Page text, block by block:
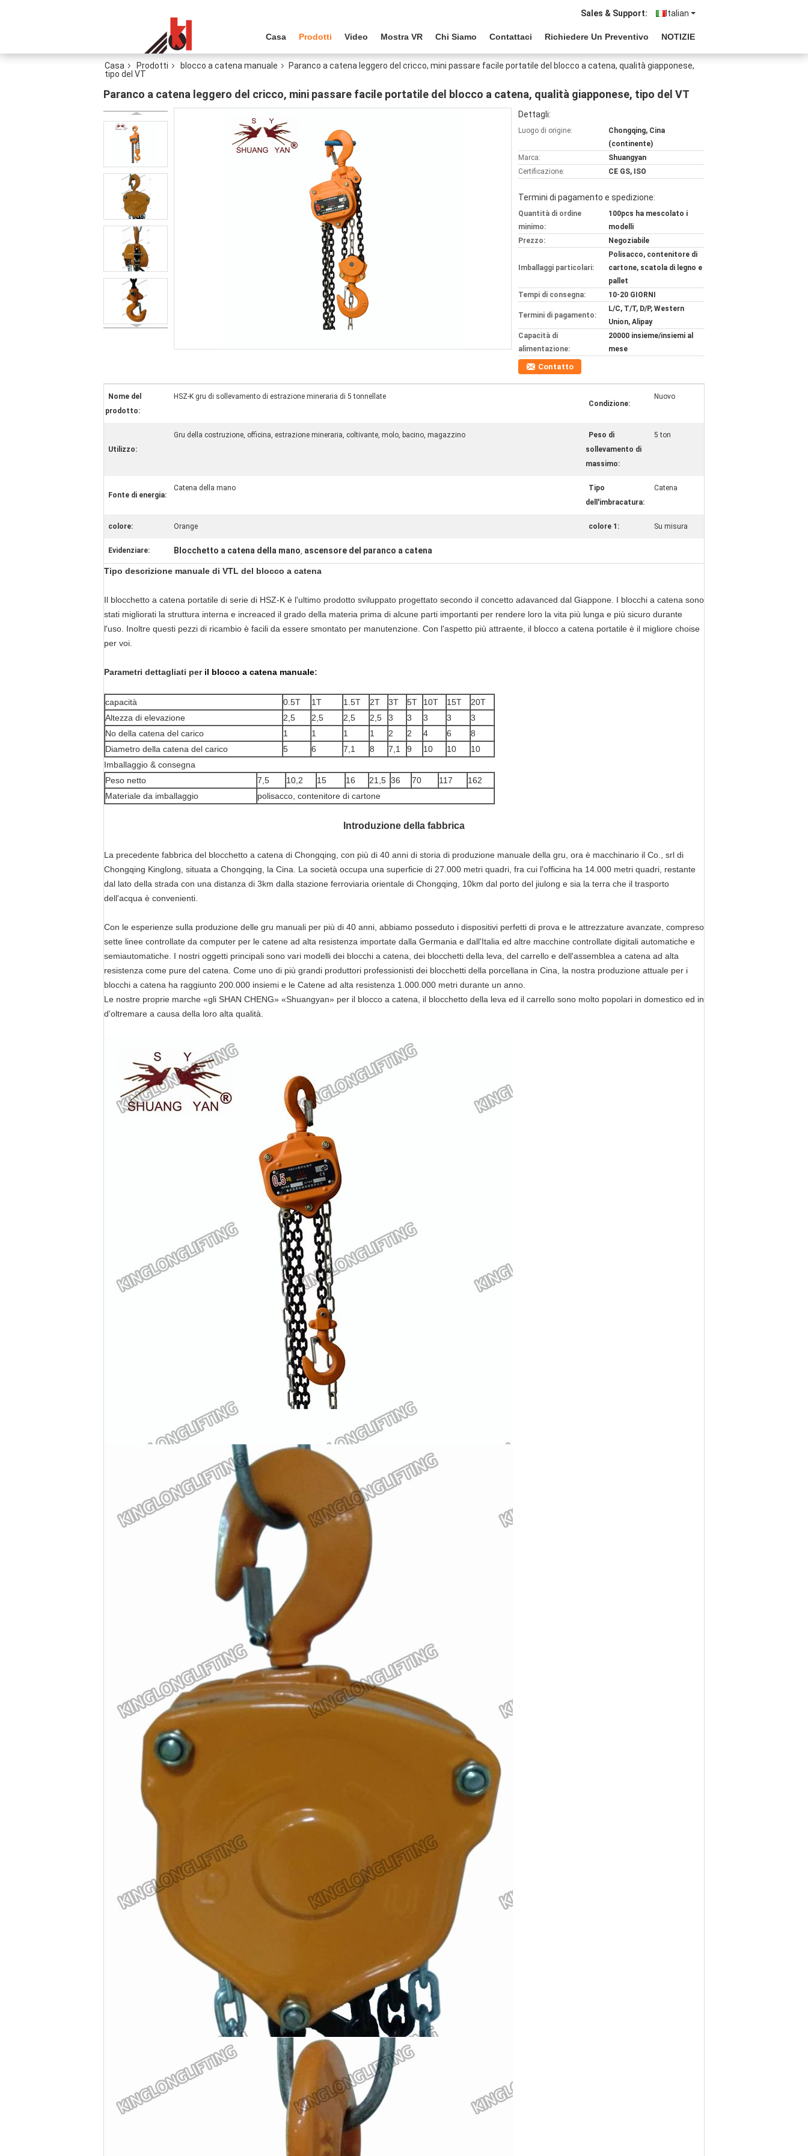
Italian
Sales & Support:
Casa Prodotti Video Mostra VR Chi Siamo Contattaci Richiedere Un Preventivo NOTIZIE
Casa Prodotti blocco a catena manuale
Paranco a catena leggero del cricco, mini passare facile portatile del blocco a catena, qualità giapponese,
tipo del VT
Paranco a catena leggero del cricco, mini passare facile portatile del blocco a catena, qualità giapponese, tipo del VT
Dettagli:
Luogo di origine:
Chongqing, Cina
(continente)
Marca:
Shuangyan
Certificazione:
CE GS, ISO
Termini di pagamento e spedizione:
Quantità di ordine
minimo:
100pcs ha mescolato i
modelli
Prezzo:
Negoziabile
Imballaggi particolari:
Polisacco, contenitore di
cartone, scatola di legno e
pallet
Tempi di consegna:
10-20 GIORNI
Termini di pagamento:
L/C, T/T, D/P, Western
Union, Alipay
Capacità di
alimentazione:
20000 insieme/insiemi al
mese
Contatto
Nome del
prodotto:
HSZ-K gru di sollevamento di estrazione mineraria di 5 tonnellate
Condizione:
Nuovo
Utilizzo:
Gru della costruzione, officina, estrazione mineraria, coltivante, molo, bacino, magazzino
Peso di
sollevamento di
massimo:
5 ton
Fonte di energia:
Catena della mano
Tipo
dell'imbracatura:
Catena
colore: Orange colore 1: Su misura
Evidenziare: Blocchetto a catena della mano, ascensore del paranco a catena
Tipo descrizione manuale di VTL del blocco a catena
Il blocchetto a catena portatile di serie di HSZ-K è l'ultimo prodotto sviluppato progettato secondo il concetto adavanced dal Giappone. I blocchi a catena sono
stati migliorati la struttura interna e increaced il grado della materia prima di alcune parti importanti per rendere loro la vita più lunga e più sicuro durante
l'uso. Inoltre questi pezzi di ricambio è facili da essere smontato per manutenzione. Con l'aspetto più attraente, il blocco a catena portatile è il migliore choise
per voi.
Parametri dettagliati per il blocco a catena manuale:
capacità 0.5T 1T 1.5T 2T 3T 5T 10T 15T
20T
Altezza di elevazione
2,5 2,5 2,5 2,5 3 3 3 3
3
No della catena del carico
1 1 1 1 2 2 4 6
8
Diametro della catena del carico
5 6 7,1 8 7,1 9 10 10
10
Imballaggio & consegna
Peso netto
7,5 10,2 15 16 21,5 36 70 117
162
Materiale da imballaggio
polisacco, contenitore di cartone
Introduzione della fabbrica
La precedente fabbrica del blocchetto a catena di Chongqing, con più di 40 anni di storia di produzione manuale della gru, ora è macchinario il Co., srl di
Chongqing Kinglong, situata a Chongqing, la Cina. La società occupa una superficie di 27.000 metri quadri, fra cui l'officina ha 14.000 metri quadri, restante
dal lato della strada con una distanza di 3km dalla stazione ferroviaria orientale di Chongqing, 10km dal porto del jiulong e sia la terra che il trasporto
dell'acqua è convenienti.
Con le esperienze sulla produzione delle gru manuali per più di 40 anni, abbiamo posseduto i dispositivi perfetti di prova e le attrezzature avanzate, compreso
sette linee controllate da computer per le catene ad alta resistenza importate dalla Germania e dall'Italia ed altre macchine controllate digitali automatiche e
semiautomatiche. I nostri oggetti principali sono vari modelli dei blocchi a catena, dei blocchetti della leva, del carrello e dell'assemblea a catena ad alta
resistenza come pure del catena. Come uno di più grandi produttori professionisti dei blocchetti della porcellana in Cina, la nostra produzione attuale per i
blocchi a catena ha raggiunto 200.000 insiemi e le Catene ad alta resistenza 1.000.000 metri durante un anno.
Le nostre proprie marche «gli SHAN CHENG» «Shuangyan» per il blocco a catena, il blocchetto della leva ed il carrello sono molto popolari in domestico ed in
d'oltremare a causa della loro alta qualità.